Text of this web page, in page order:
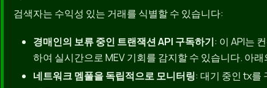
검색자는 수익성 있는 거래를 식별할 수 있습니다:
경매인의 보류 중인 트랜잭션 API 구독하기: 이 API는
하여 실시간으로 MEV 기회를 감지할 수 있습니다. 아래
네트워크 멤풀을 독립적으로 모니터링: 대기 중인 tx를